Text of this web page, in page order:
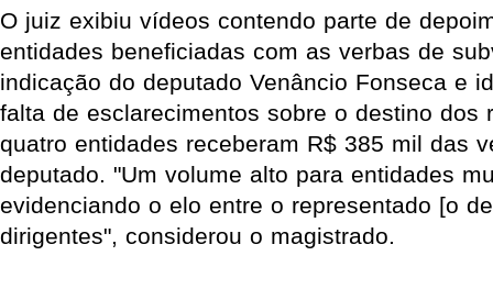
O juiz exibiu vídeos contendo parte de
entidades beneficiadas com as verbas de
indicação do deputado Venâncio Fonseca e
falta de esclarecimentos sobre o destino dos
quatro entidades receberam R$ 385 mil das
deputado. "Um volume alto para entidades
evidenciando o elo entre o representado [o
dirigentes", considerou o magistrado.